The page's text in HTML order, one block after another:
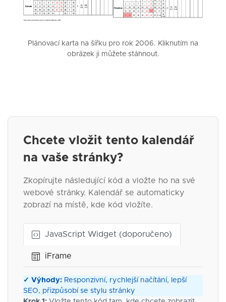
Plánovací karta na šířku pro rok 2006. Kliknutím na
obrázek ji můžete stáhnout.
Chcete vložit tento kalendář
na vaše stránky?
Zkopírujte následující kód a vložte ho na své
webové stránky. Kalendář se automaticky
zobrazí na místě, kde kód vložíte.
JavaScript Widget (doporučeno)
iFrame
✓ Výhody: Responzivní, rychlejší načítání, lepší
SEO, přizpůsobí se stylu stránky